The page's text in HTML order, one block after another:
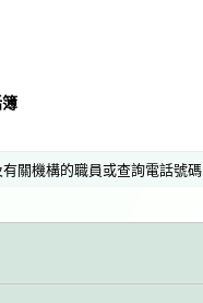
關機構的職員或查詢電話號碼